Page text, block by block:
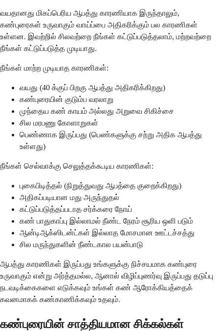
வயதானது மிகப்பெரிய ஆபத்து காரணியாக இருந்தாலும்,
கண்புரைகள் உருவாகும் வாய்ப்பை அதிகரிக்கும் பல காரணிகள்
உள்ளன. இவற்றில் சிலவற்றை நீங்கள் கட்டுப்படுத்தலாம், மற்றவற்றை
நீங்கள் கட்டுப்படுத்த முடியாது.
நீங்கள் மாற்ற முடியாத காரணிகள்:
வயது (40 க்குப் பிறகு ஆபத்து அதிகரிக்கிறது)
கண்புரையின் குடும்ப வரலாறு
முந்தைய கண் காயம் அல்லது அறுவை சிகிச்சை
சில மரபணு கோளாறுகள்
பெண்ணாக இருப்பது (பெண்களுக்கு சற்று அதிக ஆபத்து
உள்ளது)
நீங்கள் செல்வாக்கு செலுத்தக்கூடிய காரணிகள்:
புகைபிடித்தல் (நிறுத்துவது ஆபத்தை குறைக்கிறது)
அதிகப்படியான மது அருந்துதல்
கட்டுப்படுத்தப்படாத சர்க்கரை நோய்
கண் பாதுகாப்பு இல்லாமல் நீண்ட நேரம் சூரிய ஒளி படும்
ஆன்டிஆக்ஸிடன்ட்கள் இல்லாத மோசமான ஊட்டச்சத்து
சில மருந்துகளின் நீண்டகால பயன்பாடு
ஆபத்து காரணிகள் இருப்பது உங்களுக்கு நிச்சயமாக கண்புரை
உருவாகும் என்று அர்த்தமல்ல, ஆனால் விழிப்புணர்வு இருப்பது தடுப்பு
நடவடிக்கைகளை எடுக்கவும் உங்கள் கண் ஆரோக்கியத்தைக்
கவனமாகக் கண்காணிக்கவும் உதவும்.
கண்புரையின் சாத்தியமான சிக்கல்கள்